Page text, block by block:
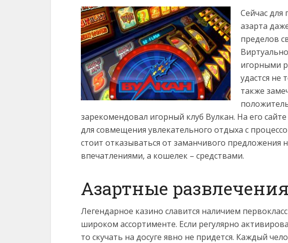
Сейчас
азарта
пределов
игорными
удастся не
также
зарекомендовал игорный клуб Вулкан. На его
для совмещения увлекательного отдыха с
стоит отказываться от заманчивого
впечатлениями, а кошелек – средствами.
Азартные развлечения
Легендарное казино славится наличием
широком ассортименте. Если регулярно
то скучать на досуге явно не придется. Каждый